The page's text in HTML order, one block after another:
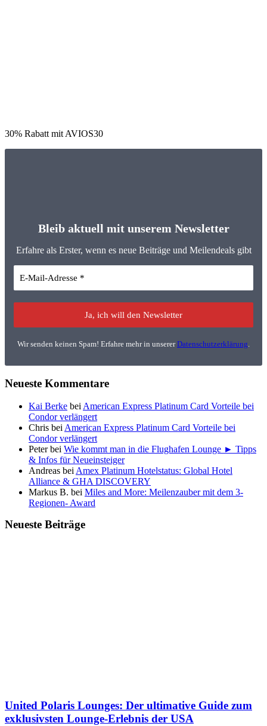
30% Rabatt mit AVIOS30
Bleib aktuell mit unserem Newsletter
Erfahre als Erster, wenn es neue Beiträge und Meilendeals gibt
Wir senden keinen Spam! Erfahre mehr in unsererDatenschutzerklärung
Neueste Kommentare
Kai Berke bei American Express Platinum Card Vorteile bei
Condor verlängert
Chris bei American Express Platinum Card Vorteile bei
Condor verlängert
Peterbei Wie kommt man in die Flughafen Lounge ► Tipps
& Infos für Neueinsteiger
Andreas bei Amex Platinum Hotelstatus: Global Hotel
Alliance & GHA DISCOVERY
Markus B. bei Miles and More: Meilenzauber mit dem 3-
Regionen- Award
Neueste Beiträge
United Polaris Lounges: Der ultimative Guide zum
exklusivsten Lounge-Erlebnis der USA